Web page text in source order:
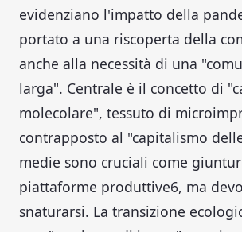
evidenziano l'impatto della
portato a una riscoperta della
anche alla necessità di una
larga". Centrale è il concetto di
molecolare", tessuto di
contrapposto al "capitalismo
medie sono cruciali come
piattaforme produttive6, ma
snaturarsi. La transizione